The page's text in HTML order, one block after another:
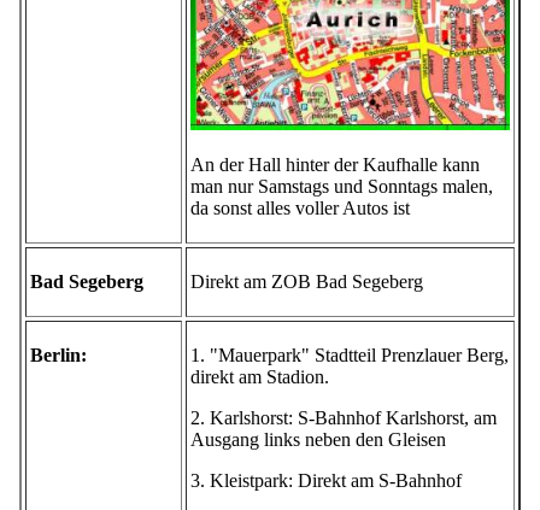
An der Hall hinter der Kaufhalle kann
man nur Samstags und Sonntags malen,
da sonst alles voller Autos ist
Bad Segeberg Direkt am ZOB Bad Segeberg
Berlin:
1. "Mauerpark" Stadtteil Prenzlauer Berg,
direkt am Stadion.
2. Karlshorst: S-Bahnhof Karlshorst, am
Ausgang links neben den Gleisen
3. Kleistpark: Direkt am S-Bahnhof